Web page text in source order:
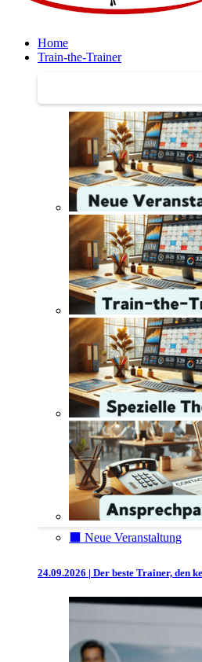
Home
Train-the-Trainer
⬛️ Neue Veranstaltung
24.09.2026 | Der beste Trainer, den